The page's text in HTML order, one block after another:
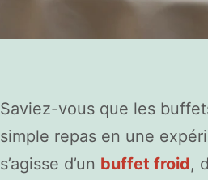
Saviez-vous que les
simple repas en une
s’agisse d’un buffet froid,